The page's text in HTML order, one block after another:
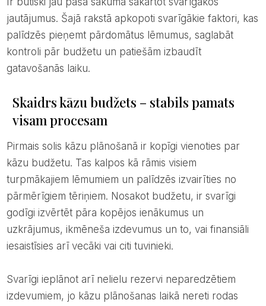
jautājumus. Šajā rakstā apkopoti svarīgākie faktori, kas
palīdzēs pieņemt pārdomātus lēmumus, saglabāt
kontroli pār budžetu un patiešām izbaudīt
gatavošanās laiku.
Skaidrs kāzu budžets – stabils pamats
visam procesam
Pirmais solis kāzu plānošanā ir kopīgi vienoties par
kāzu budžetu. Tas kalpos kā rāmis visiem
turpmākajiem lēmumiem un palīdzēs izvairīties no
pārmērīgiem tēriņiem. Nosakot budžetu, ir svarīgi
godīgi izvērtēt pāra kopējos ienākumus un
uzkrājumus, ikmēneša izdevumus un to, vai finansiāli
iesaistīsies arī vecāki vai citi tuvinieki.
Svarīgi ieplānot arī nelielu rezervi neparedzētiem
izdevumiem, jo kāzu plānošanas laikā nereti rodas